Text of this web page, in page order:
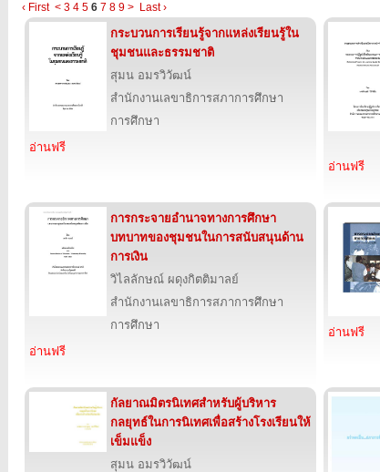
‹ First < 3 4 5 6 7 8 9 > Last ›
กระบวนการเรียนรู้จากแหล่งเรียนรู้ใน
ชุมชนและธรรมชาติ
สุมน อมรวิวัฒน์
สำนักงานเลขาธิการสภาการศึกษา
การศึกษา
อ่านฟรี
อ่านฟรี
การกระจายอำนาจทางการศึกษา
บทบาทของชุมชนในการสนับสนุนด้าน
การเงิน
วิไลลักษณ์ ผดุงกิตติมาลย์
สำนักงานเลขาธิการสภาการศึกษา
การศึกษา
อ่านฟรี
อ่านฟรี
กัลยาณมิตรนิเทศสำหรับผู้บริหาร
กลยุทธ์ในการนิเทศเพื่อสร้างโรงเรียนให้
เข็มแข็ง
สุมน อมรวิวัฒน์